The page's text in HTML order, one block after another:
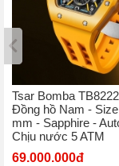
Tsar Bomba
Đồng hồ Nam -
mm - Sapphire -
Chịu nước 5 ATM
69.000.000đ